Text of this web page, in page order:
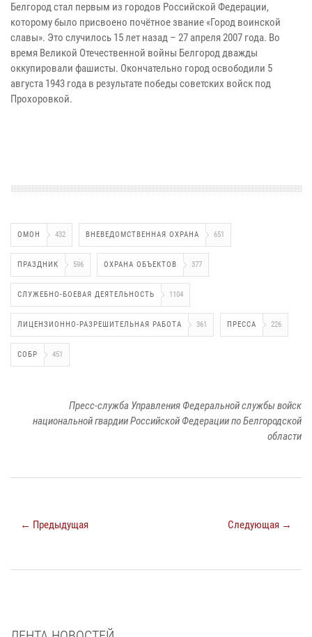
Белгород стал первым из городов Российской Федерации,
которому было присвоено почётное звание «Город воинской
славы». Это случилось 15 лет назад – 27 апреля 2007 года. Во
время Великой Отечественной войны Белгород дважды
оккупировали фашисты. Окончательно город освободили 5
августа 1943 года в результате победы советских войск под
Прохоровкой.
ОМОН 432 ВНЕВЕДОМСТВЕННАЯ ОХРАНА 651
ПРАЗДНИК 596 ОХРАНА ОБЪЕКТОВ 377
СЛУЖЕБНО-БОЕВАЯ ДЕЯТЕЛЬНОСТЬ 1104
ЛИЦЕНЗИОННО-РАЗРЕШИТЕЛЬНАЯ РАБОТА 361 ПРЕССА 226
СОБР 451
Пресс-служба Управления Федеральной службы войск
национальной гвардии Российской Федерации по Белгородской
области
← Предыдущая Следующая →